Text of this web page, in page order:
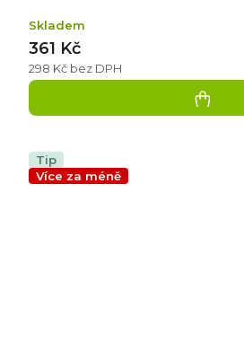
Skladem
298 Kč bez DPH
361 Kč
Tip
Více za méně